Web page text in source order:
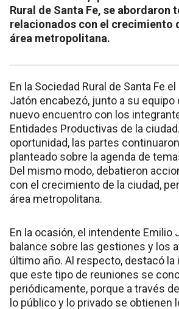
Rural de Santa Fe, se abordaron
relacionados con el crecimiento
área metropolitana.
En la Sociedad Rural de Santa Fe
Jatón encabezó, junto a su equipo
nuevo encuentro con los
Entidades Productivas de la
oportunidad, las partes
planteado sobre la agenda de
Del mismo modo, debatieron
con el crecimiento de la ciudad,
área metropolitana.
En la ocasión, el intendente Emilio
balance sobre las gestiones y los
último año. Al respecto, destacó la
que este tipo de reuniones se
periódicamente, porque a través
lo público y lo privado se obtienen